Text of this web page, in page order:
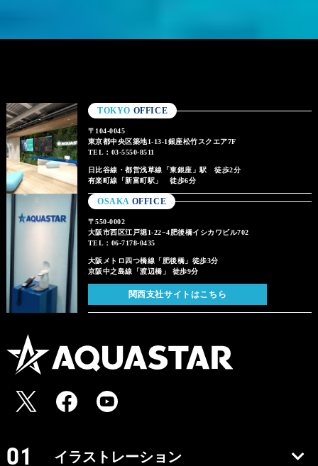
TOKYO OFFICE
〒104-0045
東京都中央区築地1-13-1銀座松竹スクエア7F
TEL：03-5550-8511
日比谷線・都営浅草線「東銀座」駅 徒歩2分
有楽町線「新富町駅」 徒歩6分
OSAKA OFFICE
〒550-0002
大阪市西区江戸堀1-22−4肥後橋イシカワビル702
TEL：06-7178-0435
大阪メトロ四つ橋線「肥後橋」徒歩3分
京阪中之島線「渡辺橋」 徒歩9分
関西支社サイトはこちら
イラストレーション